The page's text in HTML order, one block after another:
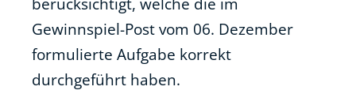
Gewinnspiel-Post vom 06. Dezember
formulierte Aufgabe korrekt
durchgeführt haben.